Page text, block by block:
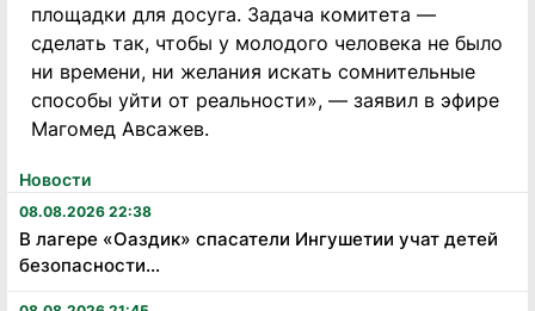
Новости
08.08.2026 22:38
В лагере «Оаздик» спасатели Ингушетии учат детей
безопасности...
площадки для досуга. Задача комитета —
сделать так, чтобы у молодого человека не было
ни времени, ни желания искать сомнительные
способы уйти от реальности», — заявил в эфире
Магомед Авсажев.